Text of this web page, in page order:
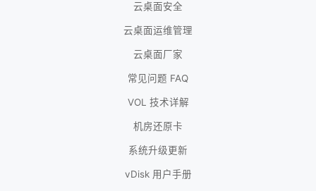
云桌面安全
云桌面运维管理
云桌面厂家
常见问题 FAQ
VOL 技术详解
机房还原卡
系统升级更新
vDisk 用户手册